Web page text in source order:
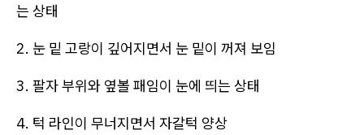
는 상태
2. 눈 밑 고랑이 깊어지면서 눈 밑이 꺼져 보임
3. 팔자 부위와 옆볼 패임이 눈에 띄는 상태
4. 턱 라인이 무너지면서 자갈턱 양상